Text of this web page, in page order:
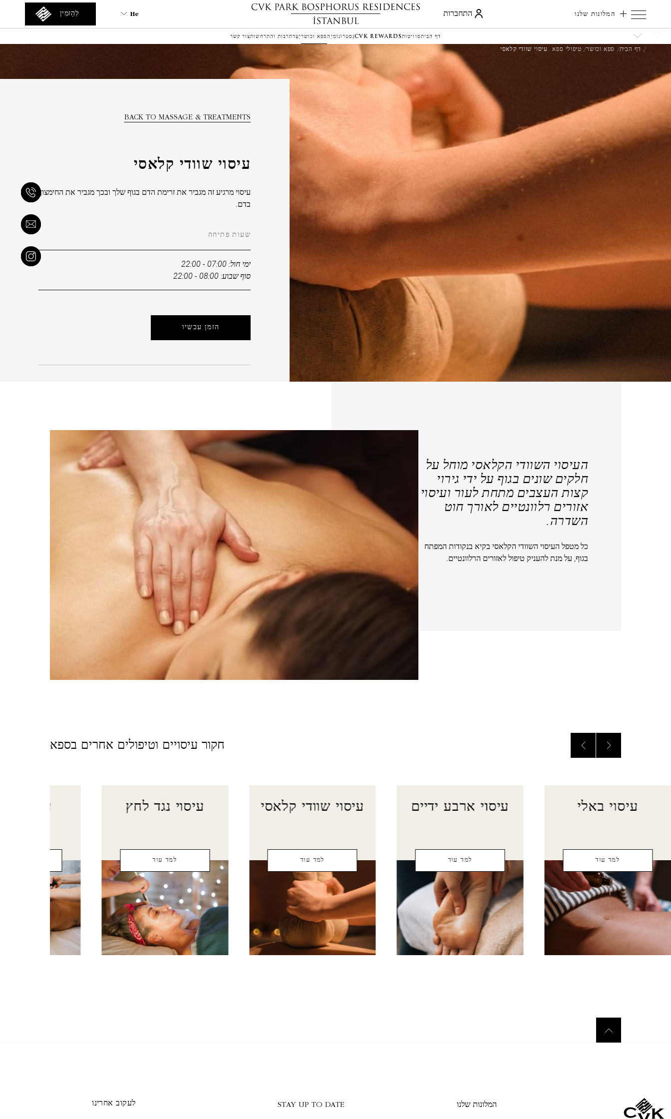
He התחברות לְהַזמִין המלונות שלנו
דף הביתסוויטותCVK REWARDSגַסטרוֹנוֹמִיָהספא וכושריַעַדתרבות והתרחשותצור קשר
דף הבית ספא וכושר טיפולי ספא עיסוי שוודי קלאסי
BACK TO MASSAGE & TREATMENTS
עיסוי שוודי קלאסי
עיסוי מרגיע זה מגביר את זרימת הדם בגוף שלך ובכך מגביר את החימצון
בדם.
שעות פתיחה
ימי חול: 07:00 - 22:00
סוף שבוע: 08:00 - 22:00
הזמן עכשיו
העיסוי השוודי הקלאסי מוחל על
חלקים שונים בגוף על ידי גירוי
קצות העצבים מתחת לעור ועיסוי
אזורים רלוונטיים לאורך חוט
השדרה.
כל מטפל העיסוי השוודי הקלאסי בקיא בנקודות המפתח
בגוף, על מנת להעניק טיפול לאזורים הרלוונטיים.
חקור עיסויים וטיפולים אחרים בספא
למד עוד
עיסוי באלי
למד עוד
עיסוי ארבע ידיים
למד עוד
עיסוי שוודי קלאסי
למד עוד
עיסוי נגד לחץ עיסוי
לעקוב אחרינו המלונות שלנו